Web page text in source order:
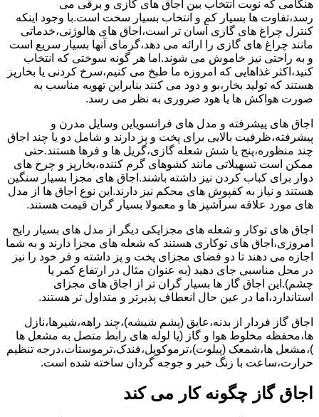
هنگامی که نوبت انتخاب بین اجاق های گازی و برقی می
رسد،تفاوت ها بسیار کم و انتخاب بسیار سخت است.با وجود اینکه
کنترل چراغ های گازی آسان تر است،اجاق های هالوژنی،خدماتی
مانند چراغ های گازی را ارائه می دهد،گرمای آنها بسیار سریع است
و به راحتی نیز خاموش می شوند.اما هر گونه سوختی که انتخاب
کنید،اکثر غذاهایی که امروزه ما طبخ می کنیم،سرخ کردنی یا بخارپز
هستند که تولید بخار،بو و دود می کنند بنابراین تهویه مناسب به
صورت هواکش ها یا هود ضروری به نظر می رسد.
اجاق های پیشرفته و مدل های فرانسویاین وسایل مدرن و
پیشرفته،ظرفیت بالایی برای پخت و پز دارند و شامل دو یا چند اجاق
چند منظوره،پنج یا شش شعله گازی،گریل ها و فرها هستند.حتی
ممکن است تسهیلاتی مانند کشوهای گرم کننده،بخارپز و چرخ های
دوار برای کباب کردن نیز داشته باشند.اجاق های مجزا بسیار سنگین
هستند و نیاز به کفپوش های محکم نیز دارند.این نوع اجاق ها از مدل
های مورد علاقه سرآشپز ها و معمولا بسیار گران قیمت هستند.
اجاق های توکار و شعله های مجزایکی دیگر از مدل های بسیار رایج
امروزی،اجاق های توکاری هستند که شعله های مجزا دارند و به شما
اجازه می دهند تا دو فضای مجزای پخت و پز داشته و فر خود را نیز
در محل مناسبی جای دهید (به عنوان مثال در ارتفاع کمر یا
چشم).این اجاق گاز ها بسیار گران تر از اجاق های مجزای
استاندارد،اما در عین حال انعطاف پذیرتر و متداول تر هستند.
اجاق گاز فردار از بدنه،عایق (پشم شیشه)،چند راهه،شیرها،نازل
ها،محفظه مخلوط هوا و گاز (یا لوله های رابط متصل به مشعل ها
)،مشعل ها،شمعک (پیلوت)،ترموکوپل،فندک،ترموستات،درجه تنظیم
حرارت،ساعت با زنگ خبر و جوجه گردان ساخته شده است.
اجاق گاز چگونه کار می کند